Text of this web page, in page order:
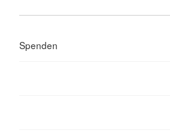
Spenden